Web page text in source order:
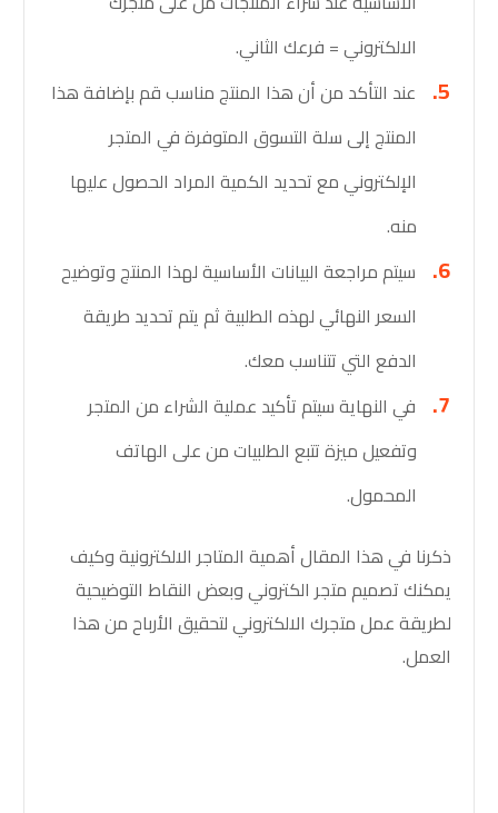
الالكتروني = فرعك الثاني.
عند التأكد من أن هذا المنتج مناسب قم بإضافة هذا
المنتج إلى سلة التسوق المتوفرة في المتجر
الإلكتروني مع تحديد الكمية المراد الحصول عليها
منه.
سيتم مراجعة البيانات الأساسية لهذا المنتج وتوضيح
السعر النهائي لهذه الطلبية ثم يتم تحديد طريقة
الدفع التي تتناسب معك.
في النهاية سيتم تأكيد عملية الشراء من المتجر
وتفعيل ميزة تتبع الطلبيات من على الهاتف
المحمول.
ذكرنا في هذا المقال أهمية المتاجر الالكترونية وكيف
يمكنك تصميم متجر الكتروني وبعض النقاط التوضيحية
لطريقة عمل متجرك الالكتروني لتحقيق الأرباح من هذا
العمل.